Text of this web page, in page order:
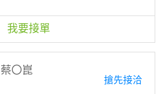
我要接單
蔡〇崑
搶先接洽